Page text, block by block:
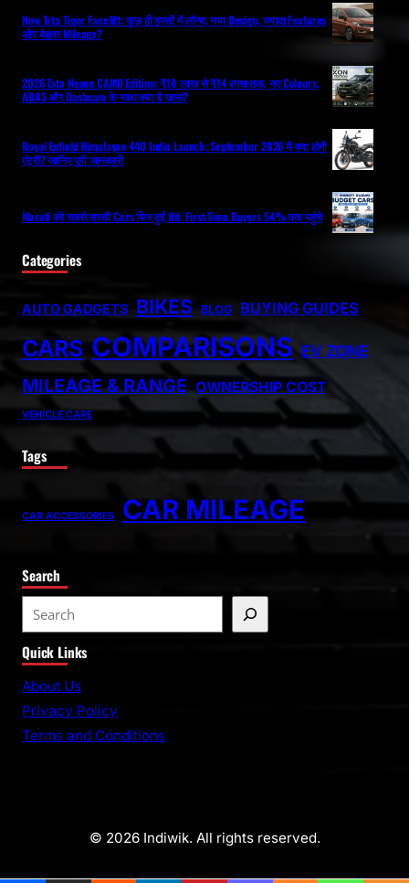
New Tata Tigor Facelift: कुछ ही हफ्तों में लॉन्च, नया Design, ज्यादा Features
और बेहतर Mileage?
2026 Tata Nexon CAMO Edition: ₹10 लाख से ₹14 लाख तक, नए Colours,
ADAS और Dashcam के साथ क्या है खास?
Royal Enfield Himalayan 440 India Launch: September 2026 में क्या होगी
एंट्री? जानिए पूरी जानकारी
Maruti की सबसे सस्ती Cars फिर हुईं Hit: First-Time Buyers 54% तक पहुंचे
Categories
AUTO GADGETS BIKES BLOG BUYING GUIDES
CARS COMPARISONS EV ZONE
MILEAGE & RANGE OWNERSHIP COST
VEHICLE CARE
Tags
CAR ACCESSORIES CAR MILEAGE
Search
Quick Links
About Us
Privacy Policy
Terms and Conditions
© 2026 Indiwik. All rights reserved.